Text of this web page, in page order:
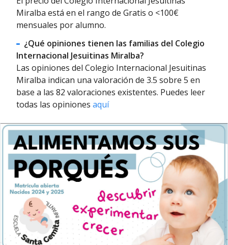
Miralba está en el rango de Gratis o <100€
mensuales por alumno.
¿Qué opiniones tienen las familias del Colegio
Internacional Jesuitinas Miralba?
Las opiniones del Colegio Internacional Jesuitinas
Miralba indican una valoración de 3.5 sobre 5 en
base a las 82 valoraciones existentes. Puedes leer
todas las opiniones aquí